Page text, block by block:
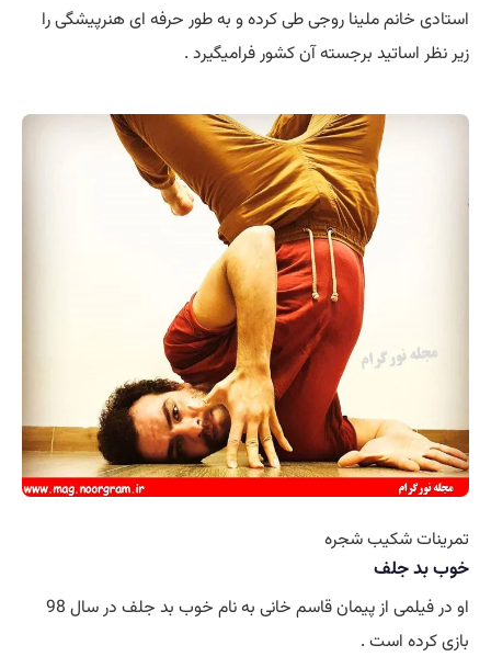
استادی خانم ملینا روجی طی کرده و به طور حرفه ای هنرپیشگی را
زیر نظر اساتید برجسته آن کشور فرامیگیرد .
تمرینات شکیب شجره
خوب بد جلف
او در فیلمی از پیمان قاسم خانی به نام خوب بد جلف در سال 98
بازی کرده است .